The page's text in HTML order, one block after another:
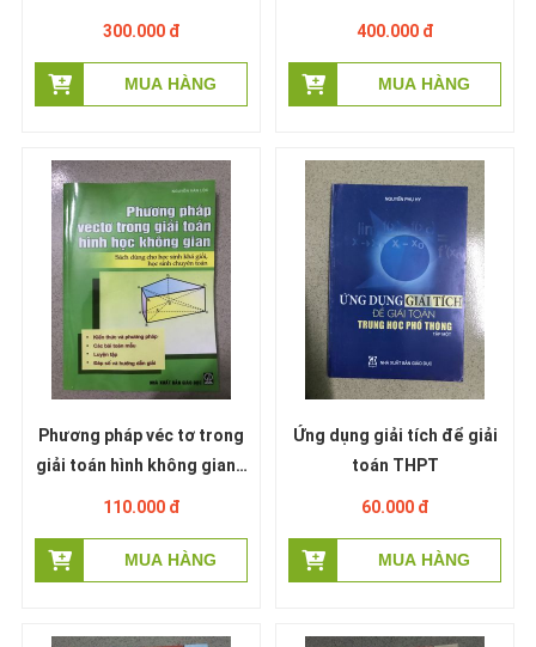
300.000 đ 400.000 đ
Phương pháp véc tơ trong
giải toán hình không gian -
110.000 đ
Ứng dụng giải tích để giải
toán THPT
60.000 đ